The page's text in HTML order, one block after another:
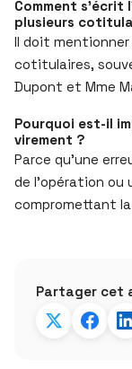
Comment
plusieurs
Il doit
cotitulaires,
Dupont et Mme
Pourquoi est-il
virement ?
Parce qu’une
de l’opération
compromettant
Partager cet